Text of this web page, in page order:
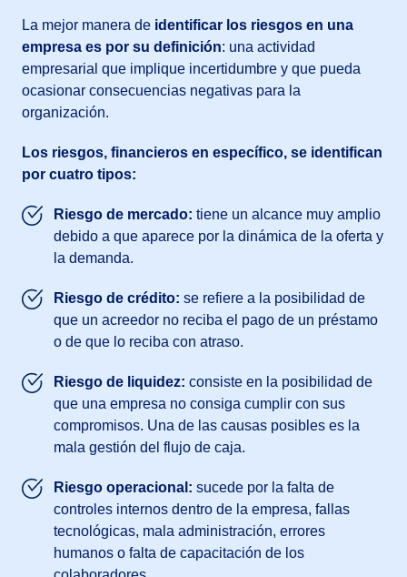
La mejor manera de identificar los riesgos en una
empresa es por su definición: una actividad
empresarial que implique incertidumbre y que pueda
ocasionar consecuencias negativas para la
organización.
Los riesgos, financieros en específico, se identifican
por cuatro tipos:
Riesgo de mercado: tiene un alcance muy amplio
debido a que aparece por la dinámica de la oferta y
la demanda.
Riesgo de crédito: se refiere a la posibilidad de
que un acreedor no reciba el pago de un préstamo
o de que lo reciba con atraso.
Riesgo de liquidez: consiste en la posibilidad de
que una empresa no consiga cumplir con sus
compromisos. Una de las causas posibles es la
mala gestión del flujo de caja.
Riesgo operacional: sucede por la falta de
controles internos dentro de la empresa, fallas
tecnológicas, mala administración, errores
humanos o falta de capacitación de los